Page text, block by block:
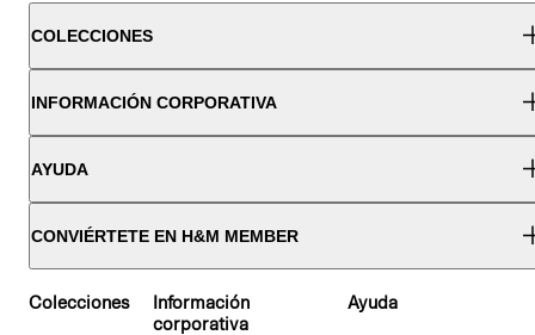
COLECCIONES
INFORMACIÓN CORPORATIVA
AYUDA
CONVIÉRTETE EN H&M MEMBER
Colecciones
Información
corporativa
Ayuda